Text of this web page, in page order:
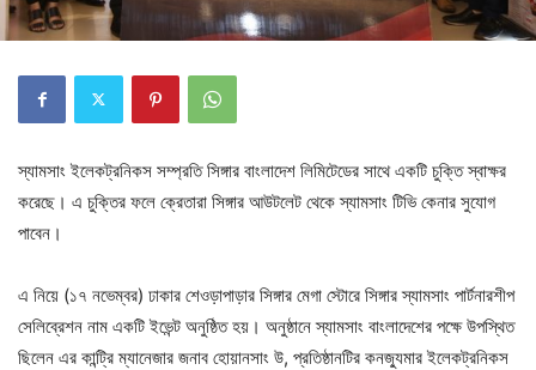
স্যামসাং ইলেকট্রনিকস সম্প্রতি সিঙ্গার বাংলাদেশ লিমিটেডের সাথে একটি চুক্তি স্বাক্ষর
করেছে। এ চুক্তির ফলে ক্রেতারা সিঙ্গার আউটলেট থেকে স্যামসাং টিভি কেনার সুযোগ
পাবেন।
এ নিয়ে (১৭ নভেম্বর) ঢাকার শেওড়াপাড়ার সিঙ্গার মেগা স্টোরে সিঙ্গার স্যামসাং পার্টনারশীপ
সেলিব্রেশন নাম একটি ইভেন্ট অনুষ্ঠিত হয়। অনুষ্ঠানে স্যামসাং বাংলাদেশের পক্ষে উপস্থিত
ছিলেন এর কান্ট্রি ম্যানেজার জনাব হোয়ানসাং উ, প্রতিষ্ঠানটির কনজ্যুমার ইলেকট্রনিকস